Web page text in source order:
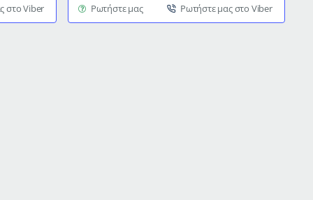
στο Viber
με
κάδο
Ρωτήστε μας Ρωτήστε μας στο Viber